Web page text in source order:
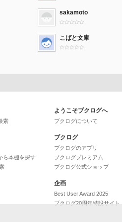
sakamoto
こばと文庫
索
ら本棚を探す
ようこそブクログへ
ブクログについて
ブクログ
ブクログのアプリ
ブクログプレミアム
ブクログ公式ショップ
企画
Best User Award 2025
ブクログ20周年特設サイト